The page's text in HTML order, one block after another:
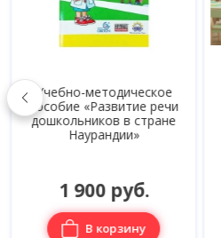
Учебно-методическое
пособие «Развитие речи
дошкольников в стране
Наурандии»
1 900 руб.
В корзину